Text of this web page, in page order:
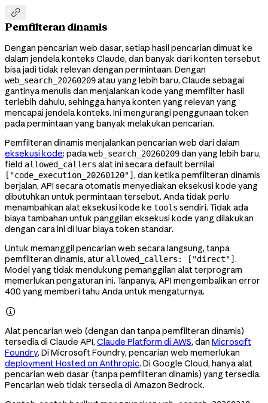

Pemfilteran dinamis
Dengan pencarian web dasar, setiap hasil pencarian dimuat ke
dalam jendela konteks Claude, dan banyak dari konten tersebut
bisa jadi tidak relevan dengan permintaan. Dengan
web_search_20260209atau yang lebih baru, Claude sebagai
gantinya menulis dan menjalankan kode yang memfilter hasil
terlebih dahulu, sehingga hanya konten yang relevan yang
mencapai jendela konteks. Ini mengurangi penggunaan token
pada permintaan yang banyak melakukan pencarian.
Pemfilteran dinamis menjalankan pencarian web dari dalam
eksekusi kode: padaweb_search_20260209dan yang lebih baru,
field allowed_callers alat ini secara default bernilai
["code_execution_20260120"] , dan ketika pemfilteran dinamis
berjalan, API secara otomatis menyediakan eksekusi kode yang
dibutuhkan untuk permintaan tersebut. Anda tidak perlu
menambahkan alat eksekusi kode ke tools sendiri. Tidak ada
biaya tambahan untuk panggilan eksekusi kode yang dilakukan
dengan cara ini di luar biaya token standar.
Untuk memanggil pencarian web secara langsung, tanpa
pemfilteran dinamis, atur allowed_callers: ["direct"] .
Model yang tidak mendukung pemanggilan alat terprogram
memerlukan pengaturan ini. Tanpanya, API mengembalikan error
400 yang memberi tahu Anda untuk mengaturnya.

Alat pencarian web (dengan dan tanpa pemfilteran dinamis)
tersedia di Claude API, Claude Platform di AWS, dan Microsoft
Foundry. Di Microsoft Foundry, pencarian web memerlukan
deployment Hosted on Anthropic. Di Google Cloud, hanya alat
pencarian web dasar (tanpa pemfilteran dinamis) yang tersedia.
Pencarian web tidak tersedia di Amazon Bedrock.